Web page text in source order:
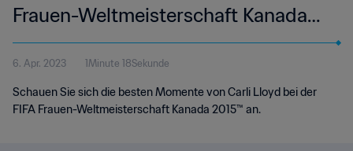
Frauen-Weltmeisterschaft Kanada
2015™
6. Apr. 2023 1Minute 18Sekunde
Schauen Sie sich die besten Momente von Carli Lloyd bei der
FIFA Frauen-Weltmeisterschaft Kanada 2015™ an.